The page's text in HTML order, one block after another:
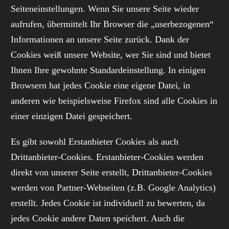
Seiteneinstellungen. Wenn Sie unsere Seite wieder
aufrufen, übermittelt Ihr Browser die „userbezogenen“
Informationen an unsere Seite zurück. Dank der
Cookies weiß unsere Website, wer Sie sind und bietet
Ihnen Ihre gewohnte Standardeinstellung. In einigen
Browsern hat jedes Cookie eine eigene Datei, in
anderen wie beispielsweise Firefox sind alle Cookies in
einer einzigen Datei gespeichert.
Es gibt sowohl Erstanbieter Cookies als auch
Drittanbieter-Cookies. Erstanbieter-Cookies werden
direkt von unserer Seite erstellt, Drittanbieter-Cookies
werden von Partner-Webseiten (z.B. Google Analytics)
erstellt. Jedes Cookie ist individuell zu bewerten, da
jedes Cookie andere Daten speichert. Auch die